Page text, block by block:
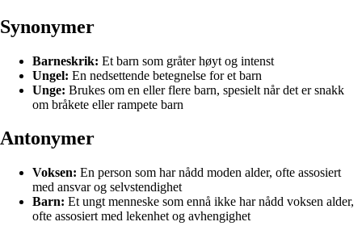
Synonymer
Barneskrik: Et barn som gråter høyt og intenst
Ungel: En nedsettende betegnelse for et barn
Unge: Brukes om en eller flere barn, spesielt når det er snakk
om bråkete eller rampete barn
Antonymer
Voksen: En person som har nådd moden alder, ofte assosiert
med ansvar og selvstendighet
Barn: Et ungt menneske som ennå ikke har nådd voksen alder,
ofte assosiert med lekenhet og avhengighet